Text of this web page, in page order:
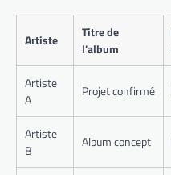
Artiste
Titre de
l'album
Artiste
A
Projet confirmé
Artiste
B
Album concept